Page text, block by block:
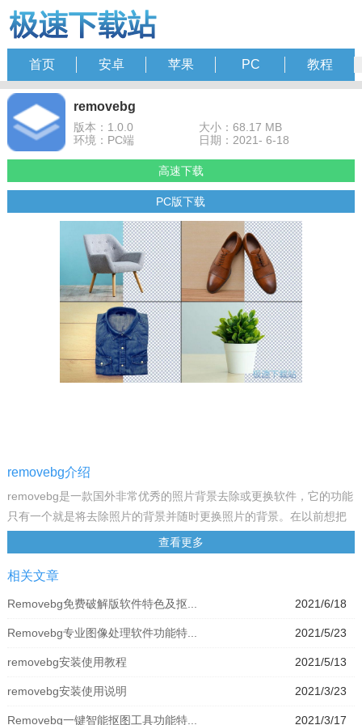
首页 安卓 苹果 PC 教程
removebg
版本：1.0.0
大小：68.17 MB
环境：PC端
日期：2021- 6-18
高速下载
PC版下载
removebg介绍
removebg是一款国外非常优秀的照片背景去除或更换软件，它的功能
只有一个就是将去除照片的背景并随时更换照片的背景。在以前想把
一张照片的背景去掉，你需要使用Photoshop地抠图，简单的图形很
快就抠好了，如果复杂的图形就惨了，起码要几分钟，而这款
removebg软件只要五秒，即可帮你去掉照片的背景，不管有多复杂。
主要功能
无论您是平面设计师，摄影师还是自拍爱好者：删除背景从未如此简
单。
花费一小时一小时将前景与背景分开？ 现在有一种更好的方式 - 它是
免费的。
查看更多
相关文章
2021/6/18
Removebg免费破解版软件特色及抠...
2021/5/23
Removebg专业图像处理软件功能特...
2021/5/13
removebg安装使用教程
2021/3/23
removebg安装使用说明
2021/3/17
Removebg一键智能抠图工具功能特...